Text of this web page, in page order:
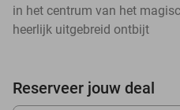
in het centrum van het
heerlijk uitgebreid ontbijt
Reserveer jouw deal